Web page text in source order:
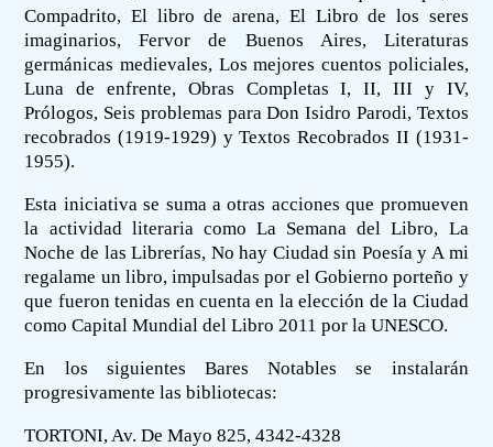
Compadrito, El libro de arena, El Libro de los seres
imaginarios, Fervor de Buenos Aires, Literaturas
germánicas medievales, Los mejores cuentos policiales,
Luna de enfrente, Obras Completas I, II, III y IV,
Prólogos, Seis problemas para Don Isidro Parodi, Textos
recobrados (1919-1929) y Textos Recobrados II (1931-
1955).
Esta iniciativa se suma a otras acciones que promueven
la actividad literaria como La Semana del Libro, La
Noche de las Librerías, No hay Ciudad sin Poesía y A mi
regalame un libro, impulsadas por el Gobierno porteño y
que fueron tenidas en cuenta en la elección de la Ciudad
como Capital Mundial del Libro 2011 por la UNESCO.
En los siguientes Bares Notables se instalarán
progresivamente las bibliotecas:
TORTONI, Av. De Mayo 825, 4342-4328